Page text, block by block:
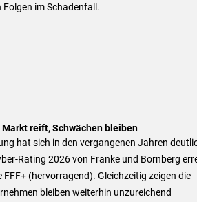
im Schadenfall.
reift, Schwächen bleiben
hat sich in den vergangenen Jahren
Rating 2026 von Franke und Bornberg
(hervorragend). Gleichzeitig zeigen die
bleiben weiterhin unzureichend